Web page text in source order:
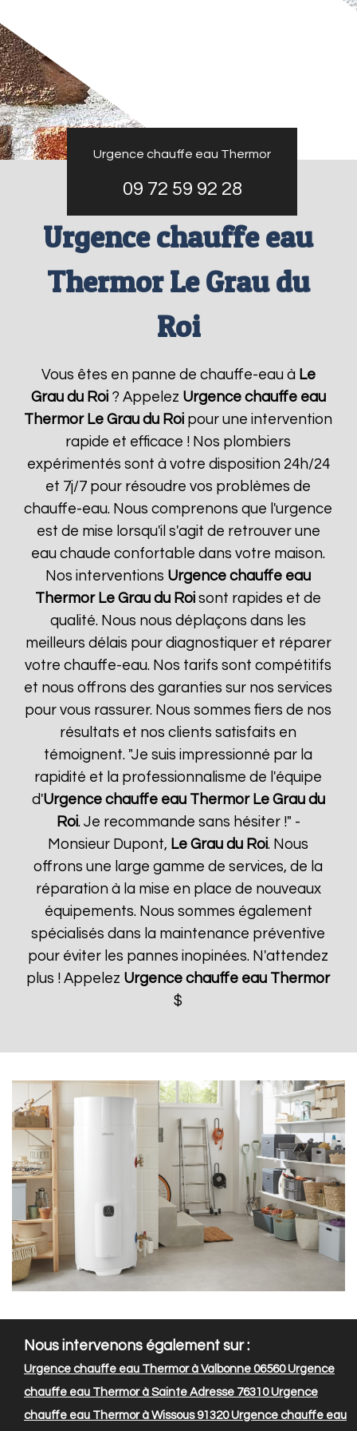
Urgence chauffe eau Thermor
09 72 59 92 28
Urgence chauffe eau
Thermor Le Grau du
Roi
Vous êtes en panne de chauffe-eau à Le
Grau du Roi? Appelez Urgence chauffe eau
Thermor Le Grau du Roi pour une intervention
rapide et efficace ! Nos plombiers
expérimentés sont à votre disposition 24h/24
et 7j/7 pour résoudre vos problèmes de
chauffe-eau. Nous comprenons que l'urgence
est de mise lorsqu'il s'agit de retrouver une
eau chaude confortable dans votre maison.
Nos interventions Urgence chauffe eau
Thermor Le Grau du Roi sont rapides et de
qualité. Nous nous déplaçons dans les
meilleurs délais pour diagnostiquer et réparer
votre chauffe-eau. Nos tarifs sont compétitifs
et nous offrons des garanties sur nos services
pour vous rassurer. Nous sommes fiers de nos
résultats et nos clients satisfaits en
témoignent. "Je suis impressionné par la
rapidité et la professionnalisme de l'équipe
d'Urgence chauffe eau Thermor Le Grau du
Roi. Je recommande sans hésiter !" -
Monsieur Dupont, Le Grau du Roi. Nous
offrons une large gamme de services, de la
réparation à la mise en place de nouveaux
équipements. Nous sommes également
spécialisés dans la maintenance préventive
pour éviter les pannes inopinées. N'attendez
plus ! Appelez Urgence chauffe eau Thermor
$
Nous intervenons également sur :
Urgence chauffe eau Thermor à Valbonne 06560Urgence
chauffe eau Thermor à Sainte Adresse 76310Urgence
chauffe eau Thermor à Wissous 91320Urgence chauffe eau